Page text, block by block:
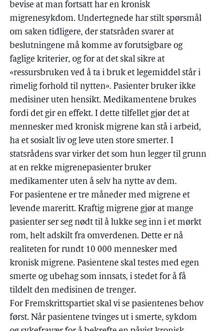
bevise at man fortsatt har en kronisk
migrenesykdom. Undertegnede har stilt spørsmål
om saken tidligere, der statsråden svarer at
beslutningene må komme av forutsigbare og
faglige kriterier, og for at det skal sikre at
«ressursbruken ved å ta i bruk et legemiddel står i
rimelig forhold til nytten». Pasienter bruker ikke
medisiner uten hensikt. Medikamentene brukes
fordi det gir en effekt. I dette tilfellet gjør det at
mennesker med kronisk migrene kan stå i arbeid,
ha et sosialt liv og leve uten store smerter. I
statsrådens svar virker det som hun legger til grunn
at en rekke migrenepasienter bruker
medikamenter uten å selv ha nytte av dem.
For pasientene er tre måneder med migrene et
levende mareritt. Kraftig migrene gjør at mange
pasienter ser seg nødt til å lukke seg inn i et mørkt
rom, helt adskilt fra omverdenen. Dette er nå
realiteten for rundt 10 000 mennesker med
kronisk migrene. Pasientene skal testes med egen
smerte og ubehag som innsats, i stedet for å få
tildelt den medisinen de trenger.
For Fremskrittspartiet skal vi se pasientenes behov
først. Når pasientene tvinges ut i smerte, sykdom